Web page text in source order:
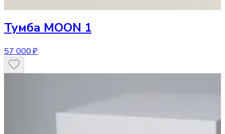
Тумба MOON 1
57 000 ₽